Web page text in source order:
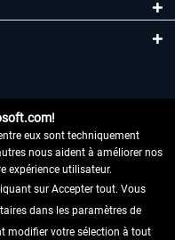
eux sont techniquement
nous aident à améliorer nos
expérience utilisateur.
sur Accepter tout. Vous
dans les paramètres de
modifier votre sélection à tout